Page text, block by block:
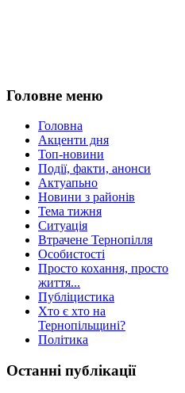
Головне меню
Головна
Акценти дня
Топ-новини
Події, факти, анонси
Актуапьно
Новини з районів
Тема тижня
Ситуація
Втрачене Тернопілля
Особистості
Просто кохання, просто
життя...
Публіцистика
Хто є хто на
Тернопільщині?
Політика
Останні публікації